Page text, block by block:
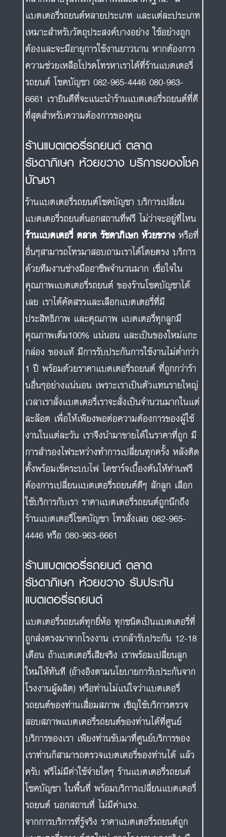
แบตเตอรี่รถยนต์หลายประเภท และแต่ละประเภท
เหมาะสำหรับวัตถุประสงค์บางอย่าง ใช้อย่างถูก
ต้องและจะมีอายุการใช้งานยาวนาน หากต้องการ
ความช่วยเหลือโปรดโทรหาเราได้ที่ร้านแบตเตอรี่
รถยนต์ โชคบัญชา 082-965-4446 080-963-
6661 เรายินดีที่จะแนะนำร้านแบตเตอรี่รถยนต์ที่ดี
ที่สุดสำหรับความต้องการของคุณ
ร้านแบตเตอรี่รถยนต์ ตลาด
รัชดาภิเษก ห้วยขวาง บริการของโชค
บัญชา
ร้านแบตเตอรี่รถยนต์โชคบัญชา บริการเปลี่ยน
แบตเตอรี่รถยนต์นอกสถานที่ฟรี ไม่ว่าจะอยู่ที่ไหน
ร้านแบตเตอรี่ ตลาด รัชดาภิเษก ห้วยขวาง หรือที่
อื่นๆสามารถโทรมาสอบถามเราได้โดยตรง บริการ
ด้วยทีมงานช่างมืออาชีพจำนวนมาก เชื่อใจใน
คุณภาพแบตเตอรี่รถยนต์ ของร้านโชคบัญชาได้
เลย เราได้คัดสรรและเลือกแบตเตอรี่ที่มี
ประสิทธิภาพ และคุณภาพ แบตเตอรี่ทุกลูกมี
คุณภาพเต็ม100% แน่นอน และเป็นของใหม่แกะ
กล่อง ของแท้ มีการรับประกันการใช้งานไม่ต่ำกว่า
1 ปี พร้อมด้วยราคาแบตเตอรี่รถยนต์ ที่ถูกกว่าร้า
นอื่นๆอย่างแน่นอน เพราะเราเป็นตัวแทนรายใหญ่
เวลาเราสั่งแบตเตอรี่เราจะสั่งเป็นจำนวนมากในแต่
ละล๊อต เพื่อให้เพียงพอต่อความต้องการของผู้ใช้
งานในแต่ละวัน เราจึงนำมาขายได้ในราคาที่ถูก มี
การสำรองไฟระหว่างทำการเปลี่ยนทุกครั้ง หลังติด
ตั้งพร้อมเช็คระบบไฟ ไดชาร์จเบื้องต้นให้ท่านฟรี
ต้องการเปลี่ยนแบตเตอรี่รถยนต์ดีๆ สักลูก เลือก
ใช้บริการกับเรา ราคาแบตเตอรี่รถยนต์ถูกนึกถึง
ร้านแบตเตอรี่โชคบัญชา โทรสั่งเลย 082-965-
4446 หรือ 080-963-6661
ร้านแบตเตอรี่รถยนต์ ตลาด
รัชดาภิเษก ห้วยขวาง รับประกัน
แบตเตอรี่รถยนต์
แบตเตอรี่รถยนต์ทุกยี่ห้อ ทุกชนิดเป็นแบตเตอรี่ที่
ถูกส่งตรงมาจากโรงงาน เรากล้ารับประกัน 12-18
เดือน ถ้าแบตเตอรี่เสียจริง เราพร้อมเปลี่ยนลูก
ใหม่ให้ทันที (อ้างอิงตามนโยบายการับประกันจาก
โรงงานผู้ผลิต) หรือท่านไม่แน่ใจว่าแบตเตอรี่
รถยนต์ของท่านเสื่อมสภาพ เชิญใช้บริการตรวจ
สอบสภาพแบตเตอรี่รถยนต์ของท่านได้ที่ศูนย์
บริการของเรา เพียงท่านขับมาที่ศูนย์บริการของ
เราท่านก็สามารถตรวจแบตเตอรี่ของท่านได้ แล้ว
ครับ ฟรีไม่มีค่าใช้จ่ายใดๆ ร้านแบตเตอรี่รถยนต์
โชคบัญชา ในพื้นที่ พร้อมบริการเปลี่ยนแบตเตอรี่
รถยนต์ นอกสถานที่ ไม่มีค่าแรง.
จากการบริการที่รู้จริง ราคาแบตเตอรี่รถยนต์ถูก